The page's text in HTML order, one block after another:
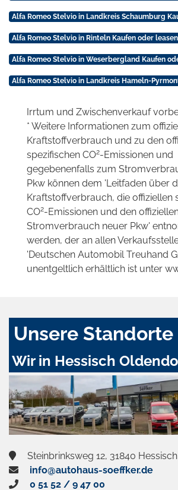
Alfa Romeo Stelvio in Landkreis Schaumburg
Alfa Romeo Stelvio in Rinteln Kaufen oder leasen
Alfa Romeo Stelvio in Weserbergland Kaufen
Alfa Romeo Stelvio in Landkreis Hameln-
Irrtum und Zwischenverkauf
* Weitere Informationen zum
Kraftstoffverbrauch und zu den
spezifischen CO2-Emissionen und
gegebenenfalls zum
Pkw können dem 'Leitfaden über
Kraftstoffverbrauch, die offiziellen
CO2-Emissionen und den
Stromverbrauch neuer Pkw'
werden, der an allen
'Deutschen Automobil Treuhand
unentgeltlich erhältlich ist unter
Unsere Standorte
Wir in Hessisch
Steinbrinksweg 12, 31840
info@autohaus-soeffker.de
0 51 52 / 9 47 00